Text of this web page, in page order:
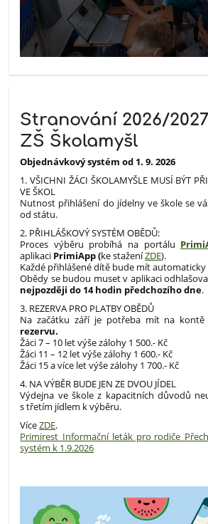
Stranování 2026/
ZŠ Školamyšl
Objednávkový systém od 1. 9. 2026
1. VŠICHNI ŽÁCI ŠKOLAMYŠLE MUSÍ BÝT
VE ŠKOL
Nutnost přihlášení do jídelny ve škole se
od státu.
2. PŘIHLÁŠKOVÝ SYSTÉM OBĚDŮ:
Proces výběru probíhá na portálu
aplikaci PrimiApp (ke staženíZDE).
Každé přihlášené dítě bude mít
Obědy se budou muset v aplikaci
nejpozději do 14 hodin předchozího dne.
3. REZERVA PRO PLATBY OBĚDŮ
Na začátku září je potřeba mít na kontě
rezervu.
Žáci 7 – 10 let výše zálohy 1 500.- Kč
Žáci 11 – 12 let výše zálohy 1 600.- Kč
Žáci 15 a více let výše zálohy 1 700.- Kč
4. NA VÝBĚR BUDE JEN ZE DVOU JÍDEL
Výdejna ve škole z kapacitních důvodů
s třetím jídlem k výběru.
VíceZDE.
Primirest_Informační leták pro
systém k 1.9.2026